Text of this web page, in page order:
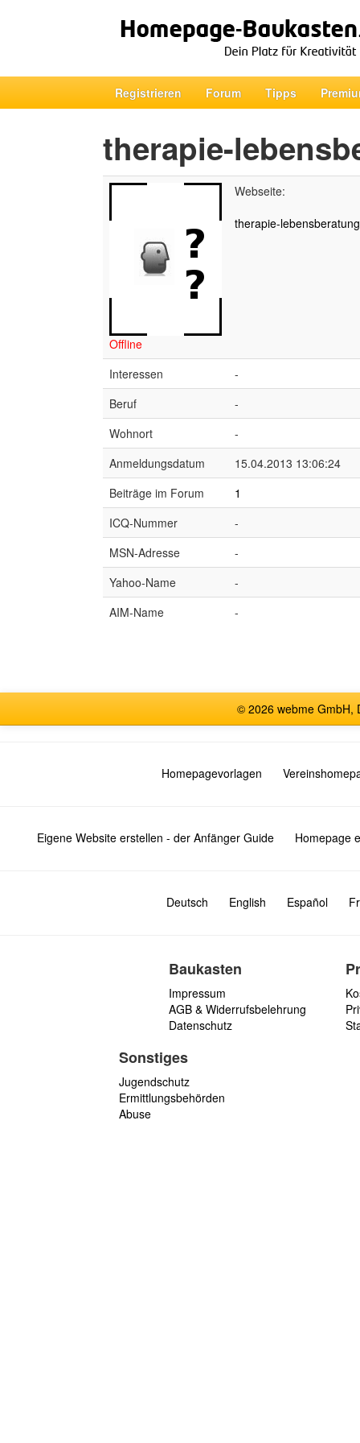
Registrieren Forum Tipps
therapie-
Offline
Webseite:
therapie-
Interessen
-
Beruf
-
Wohnort
-
Anmeldungsdatum
15.04.2013 13:06:24
Beiträge im Forum
1
ICQ-Nummer
-
MSN-Adresse
-
Yahoo-Name
-
AIM-Name
-
© 2026 webme GmbH,
Homepagevorlagen
Eigene Website erstellen - der Anfänger Guide Homepage
Deutsch English Español
Baukasten
Impressum
AGB & Widerrufsbelehrung
Datenschutz
Sonstiges
Jugendschutz
Ermittlungsbehörden
Abuse